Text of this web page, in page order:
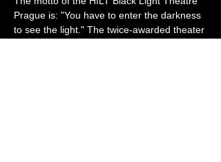
Prague is: "You have to enter the darkness
to see the light." The twice-awarded theater